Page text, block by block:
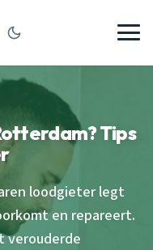
Tips
loodgieter legt
en repareert.
verouderde